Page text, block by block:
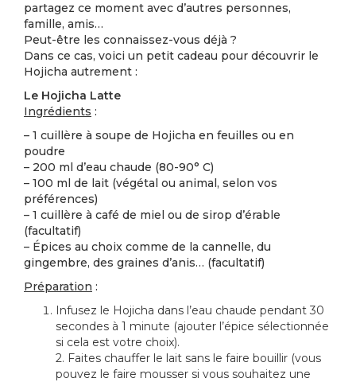
partagez ce moment avec d’autres personnes,
famille, amis…
Peut-être les connaissez-vous déjà ?
Dans ce cas, voici un petit cadeau pour découvrir le
Hojicha autrement :
Le Hojicha Latte
Ingrédients :
– 1 cuillère à soupe de Hojicha en feuilles ou en
poudre
– 200 ml d’eau chaude (80-90° C)
– 100 ml de lait (végétal ou animal, selon vos
préférences)
– 1 cuillère à café de miel ou de sirop d’érable
(facultatif)
– Épices au choix comme de la cannelle, du
gingembre, des graines d’anis… (facultatif)
Préparation :
Infusez le Hojicha dans l’eau chaude pendant 30
secondes à 1 minute (ajouter l’épice sélectionnée
si cela est votre choix).
2. Faites chauffer le lait sans le faire bouillir (vous
pouvez le faire mousser si vous souhaitez une